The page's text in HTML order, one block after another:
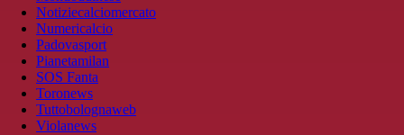
Notiziecalciomercato
Numericalcio
Padovasport
Pianetamilan
SOS Fanta
Toronews
Tuttobolognaweb
Violanews